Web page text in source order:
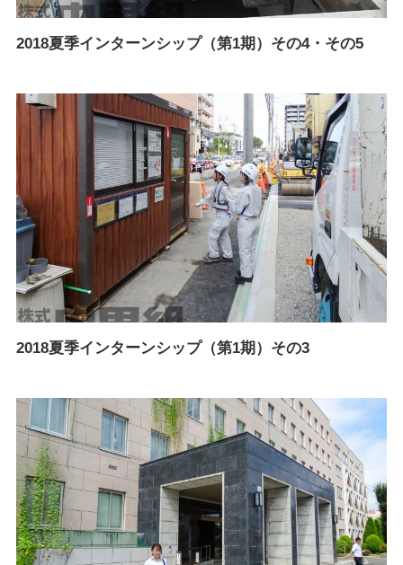
2018夏季インターンシップ（第1期）その4・その5
2018夏季インターンシップ（第1期）その3